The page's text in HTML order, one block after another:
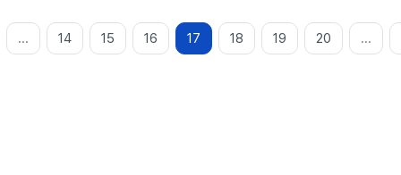
... 14 15 16 17 18 19 20 ...